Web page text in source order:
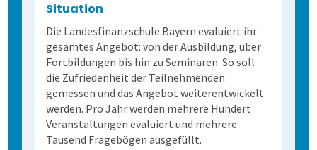
Situation
Die Landesfinanzschule Bayern evaluiert ihr
gesamtes Angebot: von der Ausbildung, über
Fortbildungen bis hin zu Seminaren. So soll
die Zufriedenheit der Teilnehmenden
gemessen und das Angebot weiterentwickelt
werden. Pro Jahr werden mehrere Hundert
Veranstaltungen evaluiert und mehrere
Tausend Fragebögen ausgefüllt.